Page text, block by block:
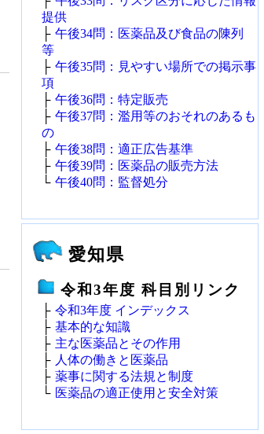
提供
├ 午後34問：医薬品及び食品の陳列
等
├ 午後35問：見やすい場所での掲示事
項
├ 午後36問：特定販売
├ 午後37問：濫用等のおそれのあるも
の
├ 午後38問：適正広告基準
├ 午後39問：医薬品の販売方法
└ 午後40問：監督処分
愛知県
令和3年度 科目別リンク
├ 令和3年度 インデックス
├ 基本的な知識
├ 主な医薬品とその作用
├ 人体の働きと医薬品
├ 薬事に関する法規と制度
└ 医薬品の適正使用と安全対策